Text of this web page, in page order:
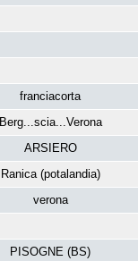
franciacorta
Berg...scia...Verona
ARSIERO
Ranica (potalandia)
verona
PISOGNE (BS)